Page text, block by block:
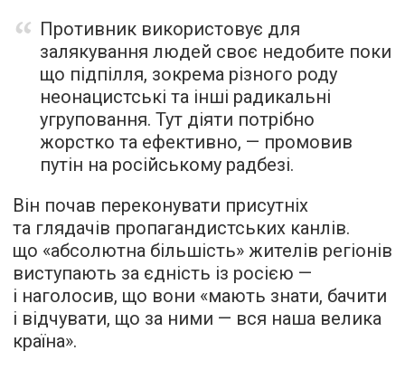
Противник використовує для
залякування людей своє недобите поки
що підпілля, зокрема різного роду
неонацистські та інші радикальні
угруповання. Тут діяти потрібно
жорстко та ефективно, — промовив
путін на російському радбезі.
Він почав переконувати присутніх
та глядачів пропагандистських канлів.
що «абсолютна більшість» жителів регіонів
виступають за єдність із росією —
і наголосив, що вони «мають знати, бачити
і відчувати, що за ними — вся наша велика
країна».